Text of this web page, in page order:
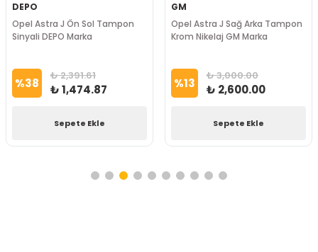
DEPO
Opel Astra J Ön Sol Tampon
Sinyali DEPO Marka
%38 ₺ 2,391.61
₺ 1,474.87
Sepete Ekle
GM
Opel Astra J Sağ Arka Tampon
Krom Nikelaj GM Marka
%13 ₺ 3,000.00
₺ 2,600.00
Sepete Ekle